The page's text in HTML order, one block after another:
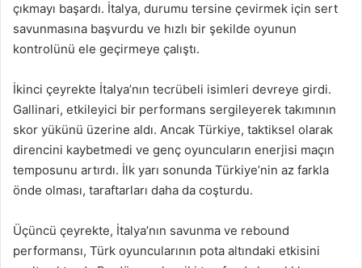
çıkmayı başardı. İtalya, durumu tersine çevirmek için sert
savunmasına başvurdu ve hızlı bir şekilde oyunun
kontrolünü ele geçirmeye çalıştı.
İkinci çeyrekte İtalya’nın tecrübeli isimleri devreye girdi.
Gallinari, etkileyici bir performans sergileyerek takımının
skor yükünü üzerine aldı. Ancak Türkiye, taktiksel olarak
direncini kaybetmedi ve genç oyuncuların enerjisi maçın
temposunu artırdı. İlk yarı sonunda Türkiye’nin az farkla
önde olması, taraftarları daha da coşturdu.
Üçüncü çeyrekte, İtalya’nın savunma ve rebound
performansı, Türk oyuncularının pota altındaki etkisini